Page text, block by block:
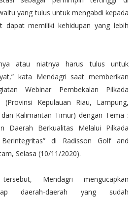
yang tulus untuk mengabdi kepada
dapat memiliki kehidupan yang lebih
atau niatnya harus tulus untuk
kata Mendagri saat memberikan
Webinar Pembekalan Pilkada
Kepulauan Riau, Lampung,
Kalimantan Timur) dengan Tema :
Daerah Berkualitas Melalui Pilkada
di Radisson Golf and
Selasa (10/11/2020).
Mendagri mengucapkan
daerah-daerah yang sudah